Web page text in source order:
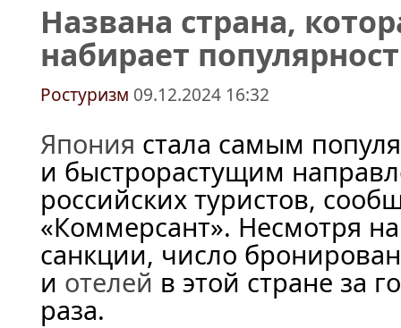
Названа страна,
набирает
Ростуризм 09.12.2024 16:32
Япония стала самым
и быстрорастущим
российских туристов,
«Коммерсант». Несмотря
санкции, число
и отелей в этой стране за
раза.